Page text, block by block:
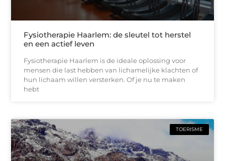
Fysiotherapie Haarlem: de sleutel tot herstel
en een actief leven
Fysiotherapie Haarlem is de ideale oplossing voor
mensen die last hebben van lichamelijke klachten of
hun lichaam willen versterken. Of je nu te maken
hebt
TOERISME